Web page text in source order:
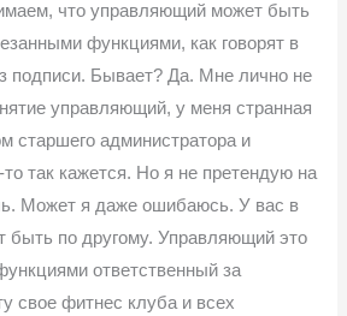
что управляющий может быть
функциями, как говорят в
подписи. Бывает? Да. Мне лично не
управляющий, у меня странная
старшего администратора и
так кажется. Но я не претендую на
Может я даже ошибаюсь. У вас в
быть по другому. Управляющий это
ответственный за
свое фитнес клуба и всех